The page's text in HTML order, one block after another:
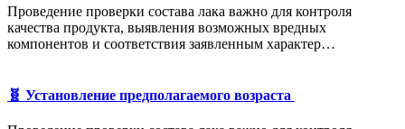
Проведение проверки состава лака важно для контроля
качества продукта, выявления возможных вредных
компонентов и соответствия заявленным характер…
🧬 Установление предполагаемого возраста